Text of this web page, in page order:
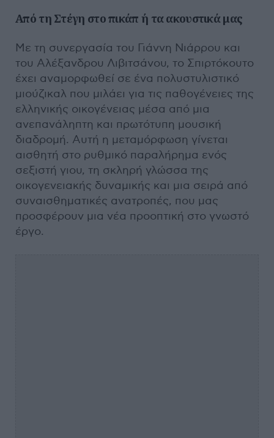
Από τη Στέγη στο πικάπ ή τα ακουστικά μας
Με τη συνεργασία του Γιάννη Νιάρρου και
του Αλέξανδρου Λιβιτσάνου, το Σπιρτόκουτο
έχει αναμορφωθεί σε ένα πολυστυλιστικό
μιούζικαλ που μιλάει για τις παθογένειες της
ελληνικής οικογένειας μέσα από μια
ανεπανάληπτη και πρωτότυπη μουσική
διαδρομή. Αυτή η μεταμόρφωση γίνεται
αισθητή στο ρυθμικό παραλήρημα ενός
σεξιστή γιου, τη σκληρή γλώσσα της
οικογενειακής δυναμικής και μια σειρά από
συναισθηματικές ανατροπές, που μας
προσφέρουν μια νέα προοπτική στο γνωστό
έργο.